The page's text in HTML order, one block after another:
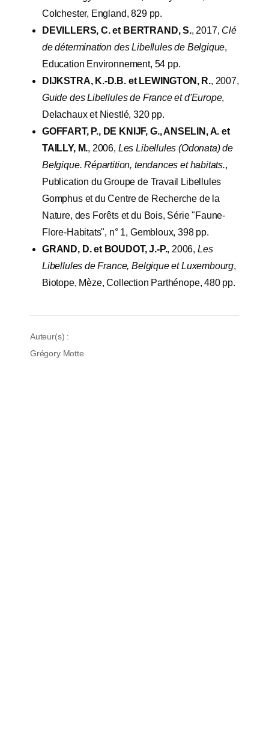
Colchester, England, 829 pp.
DEVILLERS, C. et BERTRAND, S., 2017, Clé
de détermination des Libellules de Belgique,
Education Environnement, 54 pp.
DIJKSTRA, K.-D.B. et LEWINGTON, R., 2007,
Guide des Libellules de France et d'Europe,
Delachaux et Niestlé, 320 pp.
GOFFART, P., DE KNIJF, G., ANSELIN, A. et
TAILLY, M., 2006, Les Libellules (Odonata) de
Belgique. Répartition, tendances et habitats.,
Publication du Groupe de Travail Libellules
Gomphus et du Centre de Recherche de la
Nature, des Forêts et du Bois, Série "Faune-
Flore-Habitats", n° 1, Gembloux, 398 pp.
GRAND, D. et BOUDOT, J.-P., 2006, Les
Libellules de France, Belgique et Luxembourg,
Biotope, Mèze, Collection Parthénope, 480 pp.
Auteur(s) :
Grégory Motte